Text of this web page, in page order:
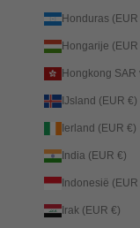
IJsland (EUR €)
Ierland (EUR €)
India (EUR €)
Irak (EUR €)